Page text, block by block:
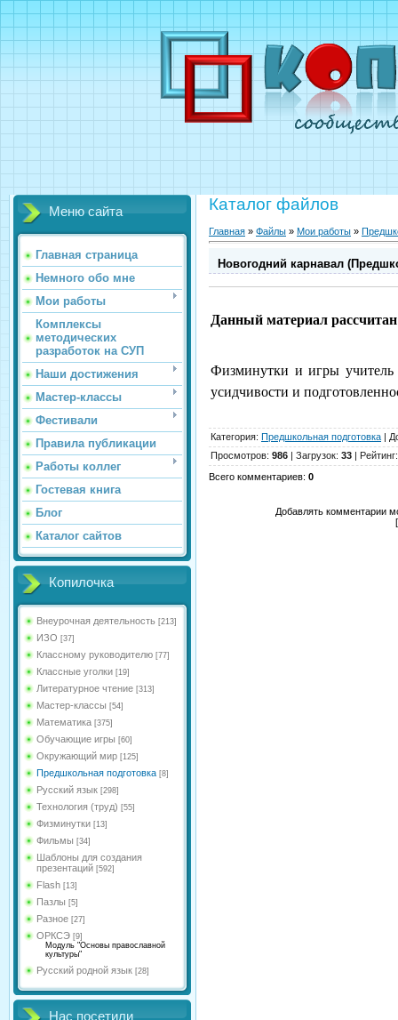
Меню сайта
Главная страница
Немного обо мне
Мои работы
Комплексы
методических
разработок на СУП
Наши достижения
Мастер-классы
Фестивали
Правила публикации
Работы коллег
Гостевая книга
Блог
Каталог сайтов
Копилочка
Внеурочная деятельность [213]
ИЗО [37]
Классному руководителю [77]
Классные уголки [19]
Литературное чтение [313]
Мастер-классы [54]
Математика [375]
Обучающие игры [60]
Окружающий мир [125]
Предшкольная подготовка [8]
Русский язык [298]
Технология (труд) [55]
Физминутки [13]
Фильмы [34]
Шаблоны для создания
презентаций [592]
Flash [13]
Пазлы [5]
Разное [27]
ОРКСЭ [9]
Модуль "Основы православной
культуры"
Русский родной язык [28]
Нас посетили
Каталог файлов
Главная » Файлы » Мои работы »
Новогодний карнавал
Данный материал
Физминутки и игры учитель
усидчивости и
Категория: Предшкольная подготовка |
Просмотров: 986 | Загрузок: 33 | Рейтинг
Всего комментариев: 0
Добавлять комментарии